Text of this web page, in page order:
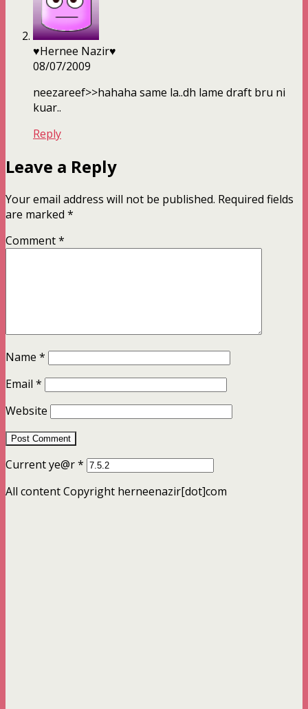
♥Hernee Nazir♥
08/07/2009
neezareef>>hahaha same la..dh lame draft bru ni
kuar..
Reply
Leave a Reply
Your email address will not be published. Required fields
are marked *
Comment*
Name *
Email *
Website
Current ye@r*
All content Copyright herneenazir[dot]com